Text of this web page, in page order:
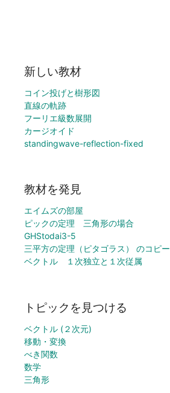
新しい教材
コイン投げと樹形図
直線の軌跡
フーリエ級数展開
カージオイド
standingwave-reflection-fixed
教材を発見
エイムズの部屋
ピックの定理 三角形の場合
GHStodai3-5
三平方の定理（ピタゴラス） のコピー
ベクトル １次独立と１次従属
トピックを見つける
ベクトル (２次元)
移動・変換
べき関数
数学
三角形